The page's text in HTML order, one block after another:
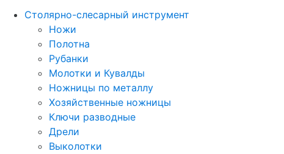
Столярно-слесарный инструмент
Ножи
Полотна
Рубанки
Молотки и Кувалды
Ножницы по металлу
Хозяйственные ножницы
Ключи разводные
Дрели
Выколотки